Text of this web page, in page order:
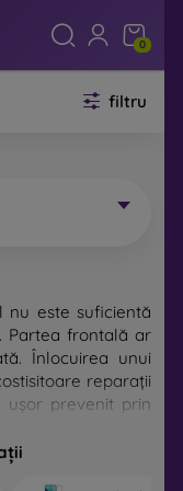
0
filtru
l nu este suficientă
Partea frontală ar
Înlocuirea unui
reparații
prevenit prin
telefon, în